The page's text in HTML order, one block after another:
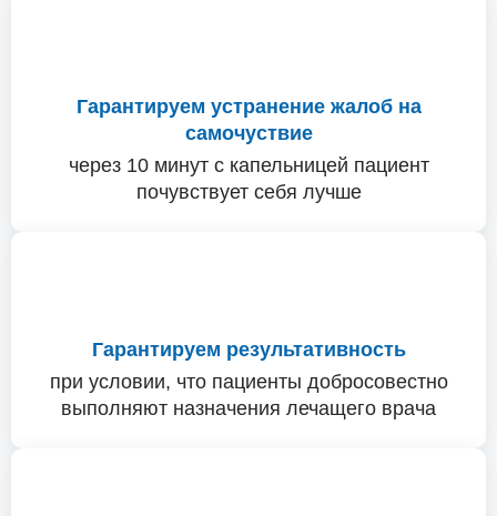
Гарантируем устранение жалоб на
самочуствие
через 10 минут с капельницей пациент
почувствует себя лучше
Гарантируем результативность
при условии, что пациенты добросовестно
выполняют назначения лечащего врача